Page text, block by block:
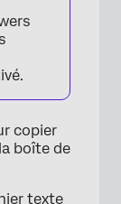
copier
boîte de
texte